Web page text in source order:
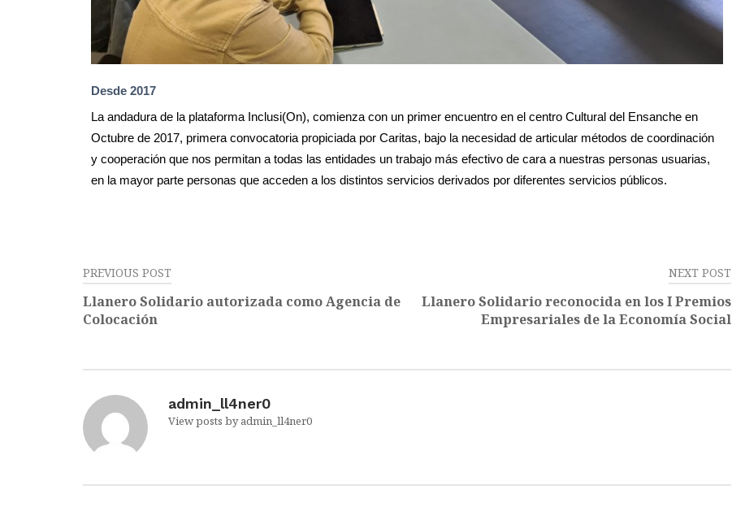
Desde 2017
La andadura de la plataforma Inclusi(On), comienza con un primer encuentro en el centro Cultural del Ensanche en
Octubre de 2017, primera convocatoria propiciada por Caritas, bajo la necesidad de articular métodos de coordinación
y cooperación que nos permitan a todas las entidades un trabajo más efectivo de cara a nuestras personas usuarias,
en la mayor parte personas que acceden a los distintos servicios derivados por diferentes servicios públicos.
PREVIOUS POST
Llanero Solidario autorizada como Agencia de
Colocación
NEXT POST
Llanero Solidario reconocida en los I Premios
Empresariales de la Economía Social
admin_ll4ner0
View posts by admin_ll4ner0